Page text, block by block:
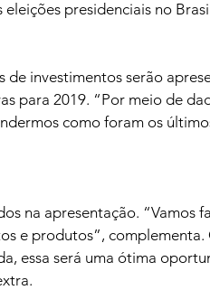
presidenciais no
de investimentos serão
para 2019. “Por meio de
como foram os
na apresentação. “Vamos
e produtos”, complementa.
essa será uma ótima